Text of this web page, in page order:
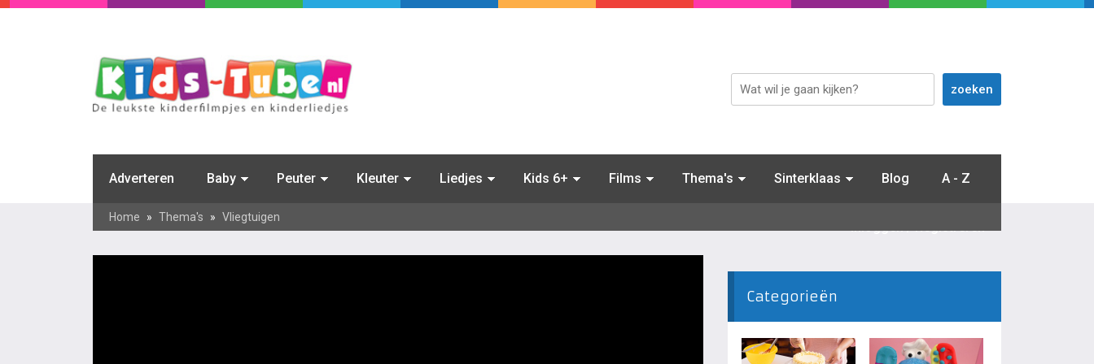
Adverteren Baby Peuter Kleuter Liedjes Kids 6+ Films Thema's Sinterklaas Blog A - Z
Inloggen / Registreren
Home » Thema's » Vliegtuigen
Categorieën